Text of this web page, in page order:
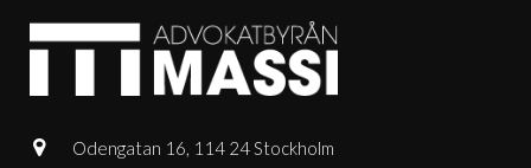
Odengatan 16, 114 24 Stockholm